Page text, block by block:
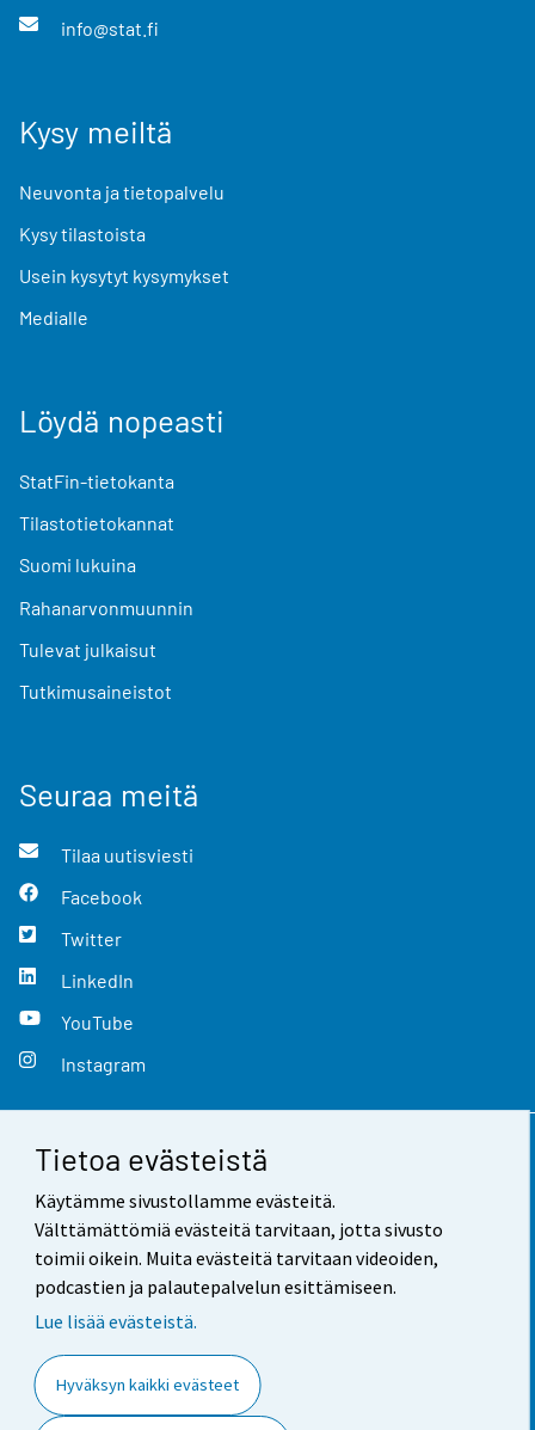
Tietoa evästeistä
Käytämme sivustollamme evästeitä.
Välttämättömiä evästeitä tarvitaan, jotta sivusto
toimii oikein. Muita evästeitä tarvitaan videoiden,
podcastien ja palautepalvelun esittämiseen.
Lue lisää evästeistä.
Hyväksyn kaikki evästeet
info@stat.fi
Kysy meiltä
Neuvonta ja tietopalvelu
Kysy tilastoista
Usein kysytyt kysymykset
Medialle
Löydä nopeasti
StatFin-tietokanta
Tilastotietokannat
Suomi lukuina
Rahanarvonmuunnin
Tulevat julkaisut
Tutkimusaineistot
Seuraa meitä
Tilaa uutisviesti
Facebook
Twitter
LinkedIn
YouTube
Instagram
Yhteystiedot
Palaute
Käyttöehdot
Saavutettavuus
Tietoa sivustosta